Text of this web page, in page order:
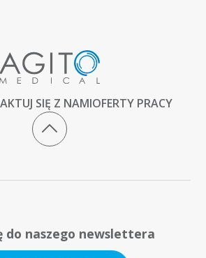
SIĘ Z NAMIOFERTY PRACY
do naszego newslettera